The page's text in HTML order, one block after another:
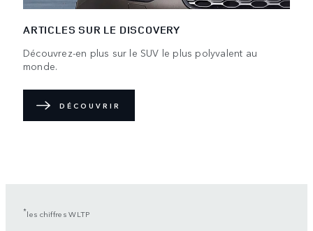
ARTICLES SUR LE DISCOVERY
Découvrez-en plus sur le SUV le plus polyvalent au
monde.
DÉCOUVRIR
*les chiffres WLTP